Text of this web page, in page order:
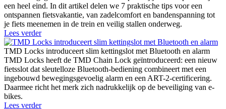
een heel eind. In dit artikel delen we 7 praktische tips voor een
ontspannen fietsvakantie, van zadelcomfort en bandenspanning tot
je fiets meenemen in de trein en veilig stallen onderweg.
Lees verder
TMD Locks introduceert slim kettingslot met Bluetooth en alarm
TMD Locks heeft de TMD Chain Lock geïntroduceerd: een nieuw
fietsslot dat sleutelloze Bluetooth-bediening combineert met een
ingebouwd bewegingsgevoelig alarm en een ART-2-certificering.
Daarmee richt het merk zich nadrukkelijk op de beveiliging van e-
bikes.
Lees verder